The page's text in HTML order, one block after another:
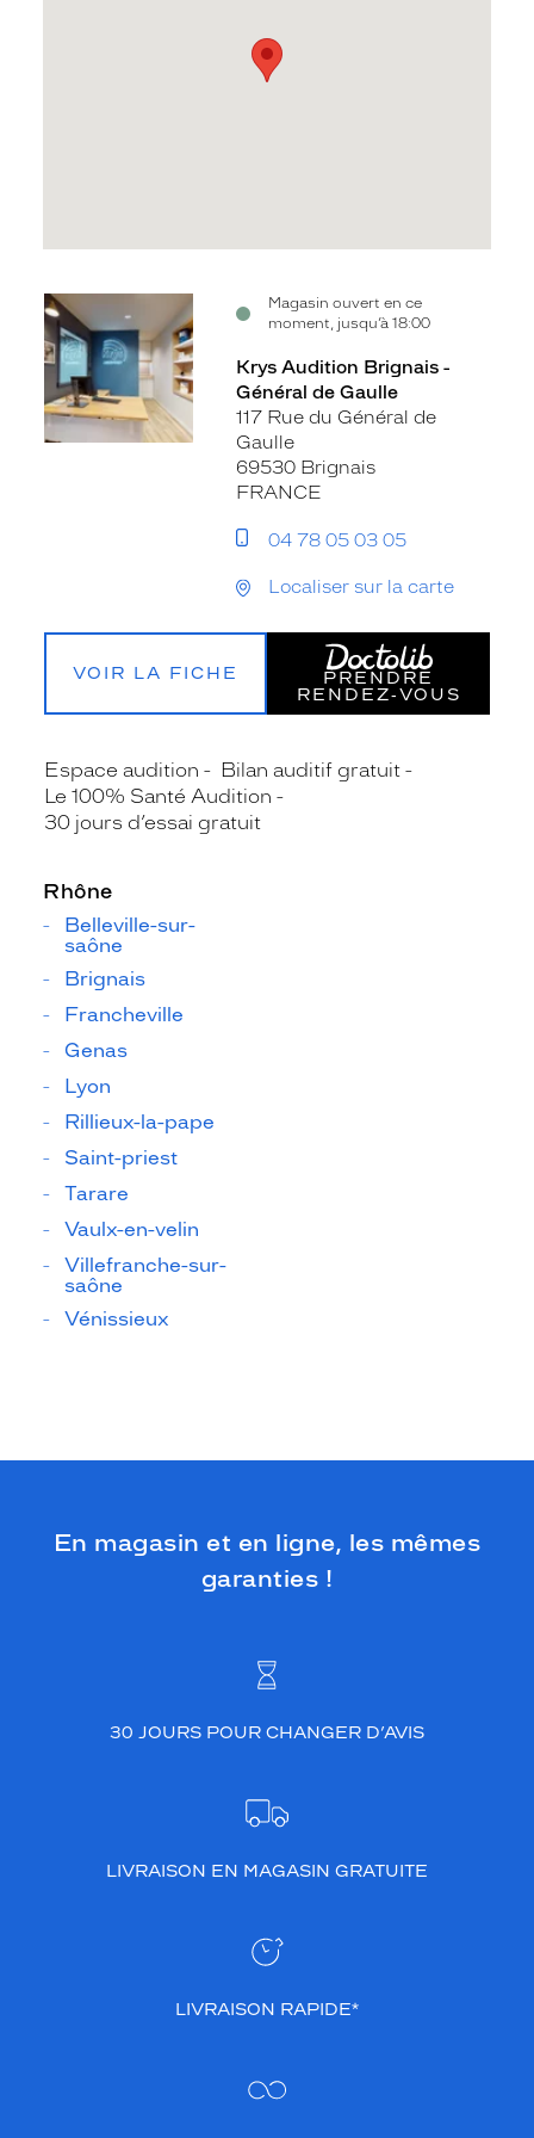
Magasin ouvert en ce
moment, jusqu’à 18:00
Voir
la
fiche
Krys Audition Brignais -
Général de Gaulle
117 Rue du Général de
Gaulle
69530 Brignais
FRANCE
04 78 05 03 05
Localiser sur la carte
VOIR LA FICHE
PRENDRE
RENDEZ‑VOUS
Espace audition
Bilan auditif gratuit
Le 100% Santé Audition
30 jours d’essai gratuit
Rhône
Belleville-sur-
saône
Brignais
Francheville
Genas
Lyon
Rillieux-la-pape
Saint-priest
Tarare
Vaulx-en-velin
Villefranche-sur-
saône
Vénissieux
En magasin et en ligne, les mêmes
garanties !
30 JOURS POUR CHANGER D’AVIS
LIVRAISON EN MAGASIN GRATUITE
LIVRAISON RAPIDE*